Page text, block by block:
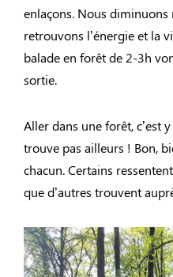
enlaçons. Nous
retrouvons l’énergie et la
balade en forêt de 2-3h
sortie.
Aller dans une forêt, c’est
trouve pas ailleurs ! Bon,
chacun. Certains
que d’autres trouvent